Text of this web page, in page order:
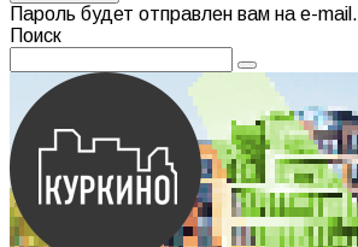
Пароль будет отправлен вам на e-mail.
Поиск